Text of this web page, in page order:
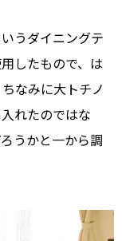
うダイニングテ
したもので、は
なみに大トチノ
れたのではな
うかと一から調